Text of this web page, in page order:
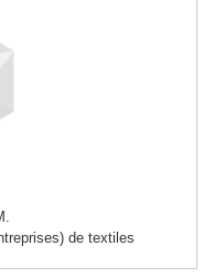
de textiles